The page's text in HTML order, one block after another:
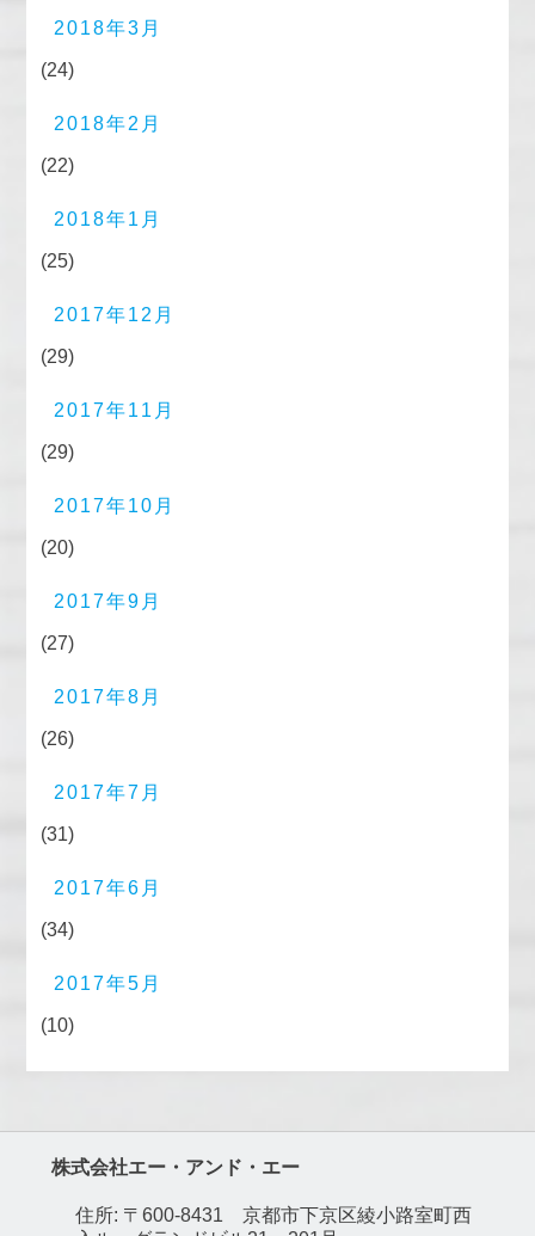
2018年3月
(24)
2018年2月
(22)
2018年1月
(25)
2017年12月
(29)
2017年11月
(29)
2017年10月
(20)
2017年9月
(27)
2017年8月
(26)
2017年7月
(31)
2017年6月
(34)
2017年5月
(10)
株式会社エー・アンド・エー
住所: 〒600-8431 京都市下京区綾小路室町西